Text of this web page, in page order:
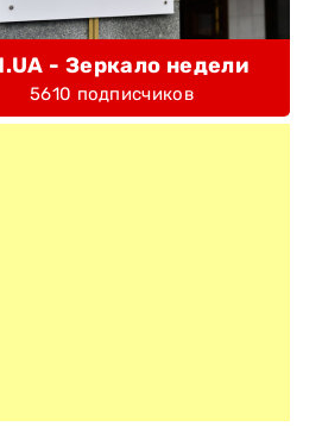
- Зеркало недели
5610 подписчиков